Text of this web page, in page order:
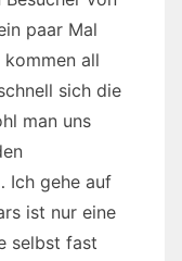
paar Mal
all
sich die
man uns
Ich gehe auf
ist nur eine
selbst fast